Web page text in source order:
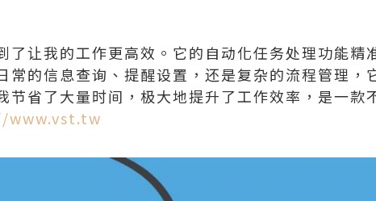
了让我的工作更高效。它的自动化任务处理功能精
常的信息查询、提醒设置，还是复杂的流程管理，
节省了大量时间，极大地提升了工作效率，是一款